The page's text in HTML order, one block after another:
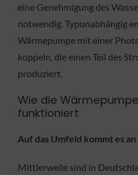
eine Genehmigung des
notwendig. Typunabhängig
Wärmepumpe mit einer
koppeln, die einen Teil des
produziert.
Wie die
funktioniert
Auf das Umfeld kommt es an
Mittlerweile sind in